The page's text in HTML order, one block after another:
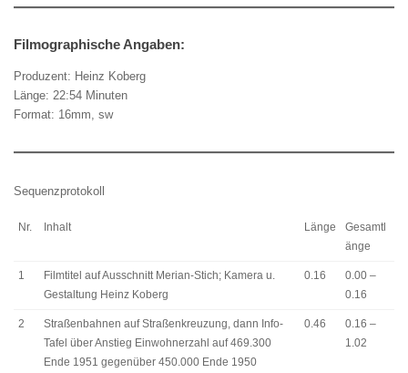
Filmographische Angaben:
Produzent: Heinz Koberg
Länge: 22:54 Minuten
Format: 16mm, sw
Sequenzprotokoll
Nr. Inhalt Länge
Gesamtl
änge
1
Filmtitel auf Ausschnitt Merian-Stich; Kamera u.
Gestaltung Heinz Koberg
0.16
0.00 –
0.16
2
Straßenbahnen auf Straßenkreuzung, dann Info-
Tafel über Anstieg Einwohnerzahl auf 469.300
Ende 1951 gegenüber 450.000 Ende 1950
0.46
0.16 –
1.02